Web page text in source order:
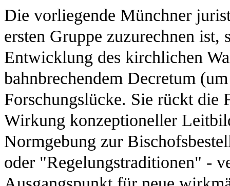
Die vorliegende Münchner
ersten Gruppe zuzurechnen
Entwicklung des kirchlichen
bahnbrechendem Decretum
Forschungslücke. Sie rückt die
Wirkung konzeptioneller
Normgebung zur
oder "Regelungstraditionen" -